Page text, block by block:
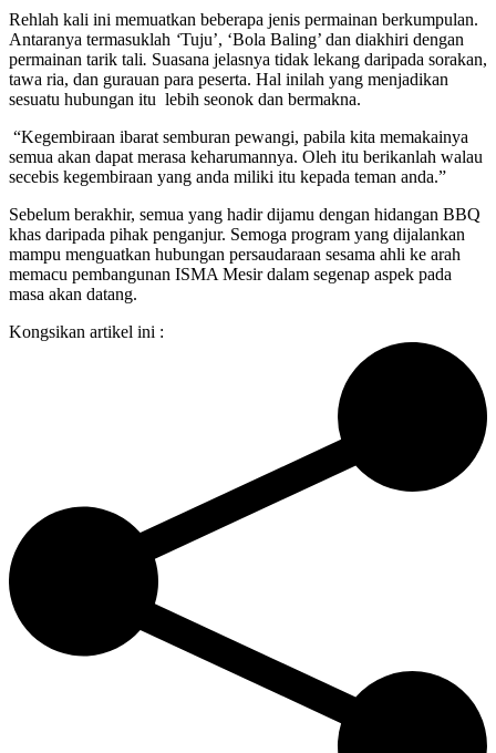
Rehlah kali ini memuatkan beberapa jenis permainan berkumpulan.
Antaranya termasuklah ‘Tuju’, ‘Bola Baling’ dan diakhiri dengan
permainan tarik tali. Suasana jelasnya tidak lekang daripada sorakan,
tawa ria, dan gurauan para peserta. Hal inilah yang menjadikan
sesuatu hubungan itu lebih seonok dan bermakna.
“Kegembiraan ibarat semburan pewangi, pabila kita memakainya
semua akan dapat merasa keharumannya. Oleh itu berikanlah walau
secebis kegembiraan yang anda miliki itu kepada teman anda.”
Sebelum berakhir, semua yang hadir dijamu dengan hidangan BBQ
khas daripada pihak penganjur. Semoga program yang dijalankan
mampu menguatkan hubungan persaudaraan sesama ahli ke arah
memacu pembangunan ISMA Mesir dalam segenap aspek pada
masa akan datang.
Kongsikan artikel ini :